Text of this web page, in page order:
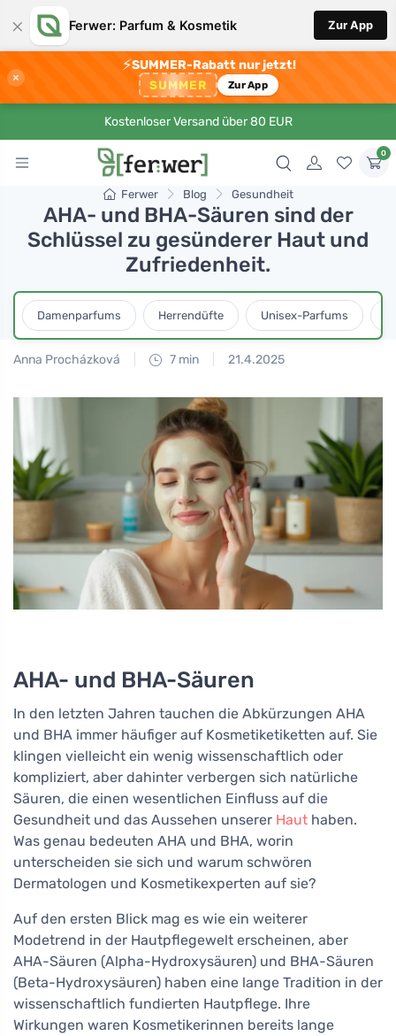
× Ferwer: Parfum & Kosmetik Zur App
×
⚡SUMMER-Rabatt nur jetzt!
SUMMER Zur App
Kostenloser Versand über 80 EUR
0
Ferwer Blog Gesundheit
AHA- und BHA-Säuren sind der
Schlüssel zu gesünderer Haut und
Zufriedenheit.
Damenparfums Herrendüfte Unisex-Parfums
Anna Procházková 7 min 21.4.2025
AHA- und BHA-Säuren
In den letzten Jahren tauchen die Abkürzungen AHA
und BHA immer häufiger auf Kosmetiketiketten auf. Sie
klingen vielleicht ein wenig wissenschaftlich oder
kompliziert, aber dahinter verbergen sich natürliche
Säuren, die einen wesentlichen Einfluss auf die
Gesundheit und das Aussehen unserer Haut haben.
Was genau bedeuten AHA und BHA, worin
unterscheiden sie sich und warum schwören
Dermatologen und Kosmetikexperten auf sie?
Auf den ersten Blick mag es wie ein weiterer
Modetrend in der Hautpflegewelt erscheinen, aber
AHA-Säuren (Alpha-Hydroxysäuren) und BHA-Säuren
(Beta-Hydroxysäuren) haben eine lange Tradition in der
wissenschaftlich fundierten Hautpflege. Ihre
Wirkungen waren Kosmetikerinnen bereits lange